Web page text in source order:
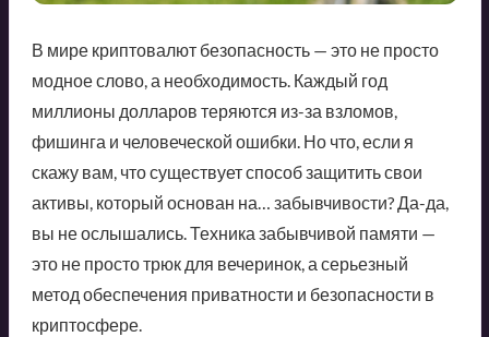
В мире криптовалют безопасность — это не просто
модное слово, а необходимость. Каждый год
миллионы долларов теряются из-за взломов,
фишинга и человеческой ошибки. Но что, если я
скажу вам, что существует способ защитить свои
активы, который основан на… забывчивости? Да-да,
вы не ослышались. Техника забывчивой памяти —
это не просто трюк для вечеринок, а серьезный
метод обеспечения приватности и безопасности в
криптосфере.